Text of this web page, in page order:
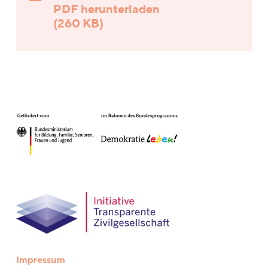
PDF herunterladen
(260 KB)
Impressum